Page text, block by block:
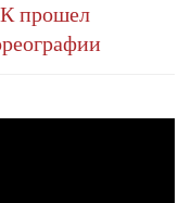
прошел